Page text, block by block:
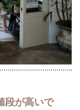
段が高いで